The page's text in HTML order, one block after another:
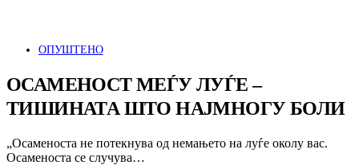
ОПУШТЕНО
ОСАМЕНОСТ МЕЃУ ЛУЃЕ –
ТИШИНАТА ШТО НАЈМНОГУ БОЛИ
„Осаменоста не потекнува од немањето на луѓе околу вас.
Осаменоста се случува…